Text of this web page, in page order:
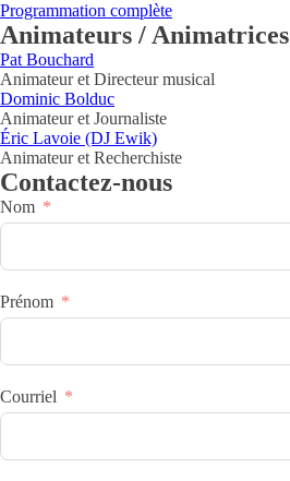
Programmation complète
Animateurs / Animatrices
Pat Bouchard
Animateur et Directeur musical
Dominic Bolduc
Animateur et Journaliste
Éric Lavoie (DJ Ewik)
Animateur et Recherchiste
Contactez-nous
Nom
Prénom
Courriel